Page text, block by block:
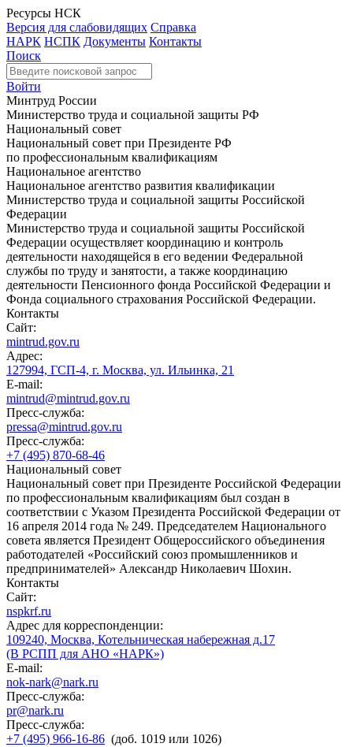
Ресурсы НСК
Версия для слабовидящих Справка
НАРК НСПК Документы Контакты
Поиск
Войти
Минтруд России
Министерство труда и социальной защиты РФ
Национальный совет
Национальный совет при Президенте РФ
по профессиональным квалификациям
Национальное агентство
Национальное агентство развития квалификации
Министерство труда и социальной защиты Российской
Федерации
Министерство труда и социальной защиты Российской
Федерации осуществляет координацию и контроль
деятельности находящейся в его ведении Федеральной
службы по труду и занятости, а также координацию
деятельности Пенсионного фонда Российской Федерации и
Фонда социального страхования Российской Федерации.
Контакты
Сайт:
mintrud.gov.ru
Адрес:
127994, ГСП-4, г. Москва, ул. Ильинка, 21
E-mail:
mintrud@mintrud.gov.ru
Пресс-служба:
pressa@mintrud.gov.ru
Пресс-служба:
+7 (495) 870-68-46
Национальный совет
Национальный совет при Президенте Российской Федерации
по профессиональным квалификациям был создан в
соответствии с Указом Президента Российской Федерации от
16 апреля 2014 года № 249. Председателем Национального
совета является Президент Общероссийского объединения
работодателей «Российский союз промышленников и
предпринимателей» Александр Николаевич Шохин.
Контакты
Сайт:
nspkrf.ru
Адрес для корреспонденции:
109240, Москва, Котельническая набережная д.17
(В РСПП для АНО «НАРК»)
E-mail:
nok-nark@nark.ru
Пресс-служба:
pr@nark.ru
Пресс-служба:
+7 (495) 966-16-86 (доб. 1019 или 1026)